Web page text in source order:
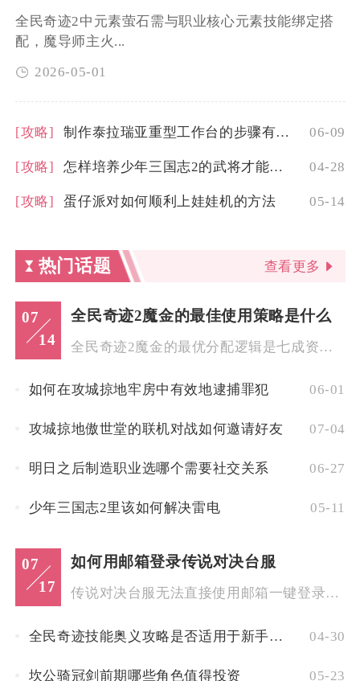
全民奇迹2中元素萤石需与职业核心元素技能绑定搭
配，魔导师主火...
2026-05-01
[攻略] 制作泰拉瑞亚重型工作台的步骤有哪些 06-09
[攻略] 怎样培养少年三国志2的武将才能更强 04-28
[攻略] 蛋仔派对如何顺利上娃娃机的方法 05-14
热门话题 查看更多
07
14
全民奇迹2魔金的最佳使用策略是什么
全民奇迹2魔金的最优分配逻辑是七成资源投入核心技能养成，两成...
如何在攻城掠地牢房中有效地逮捕罪犯 06-01
攻城掠地傲世堂的联机对战如何邀请好友 07-04
明日之后制造职业选哪个需要社交关系 06-27
少年三国志2里该如何解决雷电 05-11
07
17
如何用邮箱登录传说对决台服
传说对决台服无法直接使用邮箱一键登录游戏客户端，必须先通过G...
全民奇迹技能奥义攻略是否适用于新手玩家 04-30
坎公骑冠剑前期哪些角色值得投资 05-23